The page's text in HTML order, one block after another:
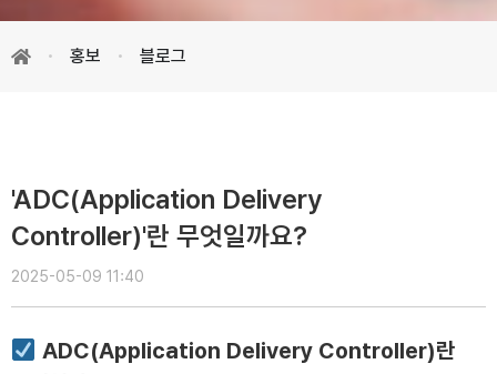
홍보 블로그
'ADC(Application Delivery
Controller)'란 무엇일까요?
2025-05-09 11:40
ADC(Application Delivery Controller)란